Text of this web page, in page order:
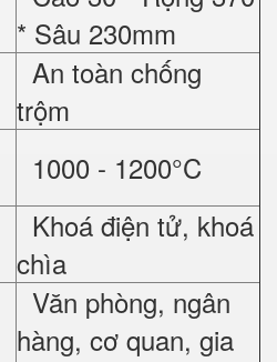
* Sâu 230mm
An toàn chống
trộm
1000 - 1200°C
Khoá điện tử, khoá
chìa
Văn phòng, ngân
hàng, cơ quan, gia